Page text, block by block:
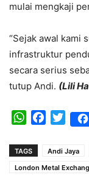
mulai mengkaji
“Sejak awal kami
infrastruktur
secara serius
tutup Andi. (Lili
WhatsAppFacebook
TAGS Andi Jaya
London Metal